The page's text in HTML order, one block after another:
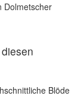
Dolmetscher
Blöde